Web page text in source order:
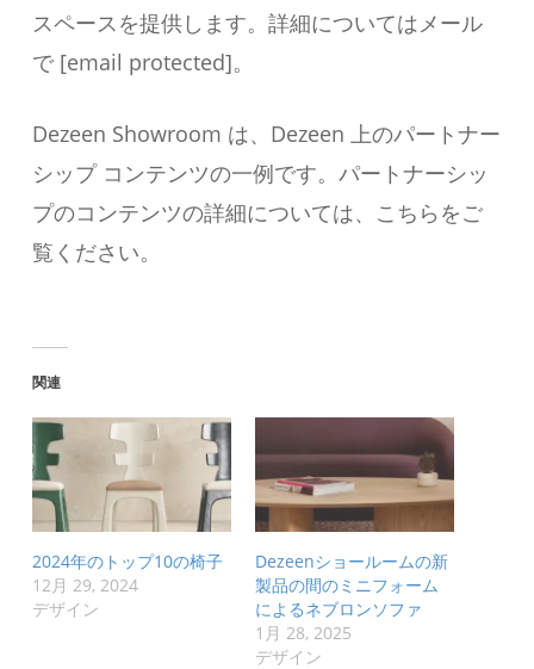
スペースを提供します。詳細についてはメール
で [email protected]。
Dezeen Showroom は、Dezeen 上のパートナー
シップ コンテンツの一例です。パートナーシッ
プのコンテンツの詳細については、こちらをご
覧ください。
関連
2024年のトップ10の椅子
12月 29, 2024
デザイン
Dezeenショールームの新
製品の間のミニフォーム
によるネブロンソファ
1月 28, 2025
デザイン